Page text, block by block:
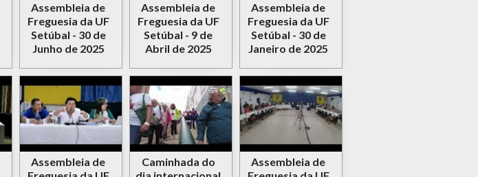
Assembleia de
Freguesia da UF
Setúbal - 30 de
Junho de 2025
Assembleia de
Freguesia da UF
Setúbal - 9 de
Abril de 2025
Assembleia de
Freguesia da UF
Setúbal - 30 de
Janeiro de 2025
Assembleia de
Caminhada do
Assembleia de